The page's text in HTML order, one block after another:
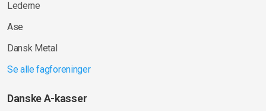
Lederne
Ase
Dansk Metal
Se alle fagforeninger
Danske A-kasser